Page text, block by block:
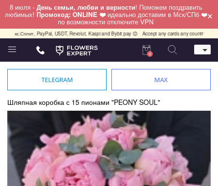
8 июля - День семьи, любви и верности! Поможем поздравить
любимых! Промокод: ONLINE ❤️ идеально доставим в Мск/СПб ❤️
по возможности отключите VPN ×
PayPal, USDT, Revolut, Kaspi and Bybit pay 😊 Accept any cards any country, PayPal,
Телефон
+7 (812) 425 36 05
Санкт-Петербург,
Лизы Чайкиной 25
работаем круглосуточно
0
TELEGRAM MAX
Шляпная коробка с 15 пионами "PEONY SOUL"